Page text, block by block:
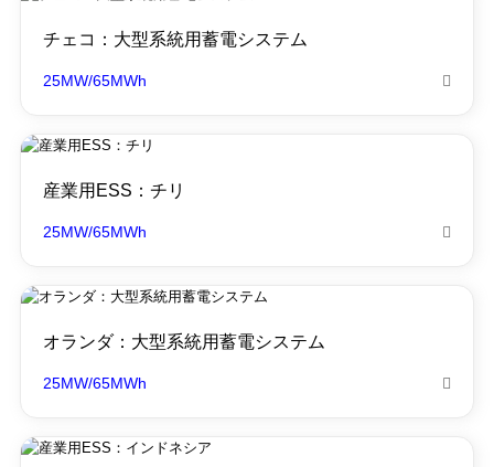
チェコ：大型系統用蓄電システム
25MW/65MWh 
産業用ESS：チリ
25MW/65MWh 
オランダ：大型系統用蓄電システム
25MW/65MWh 